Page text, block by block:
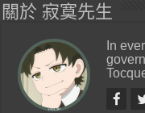
關於 寂寞先生
In